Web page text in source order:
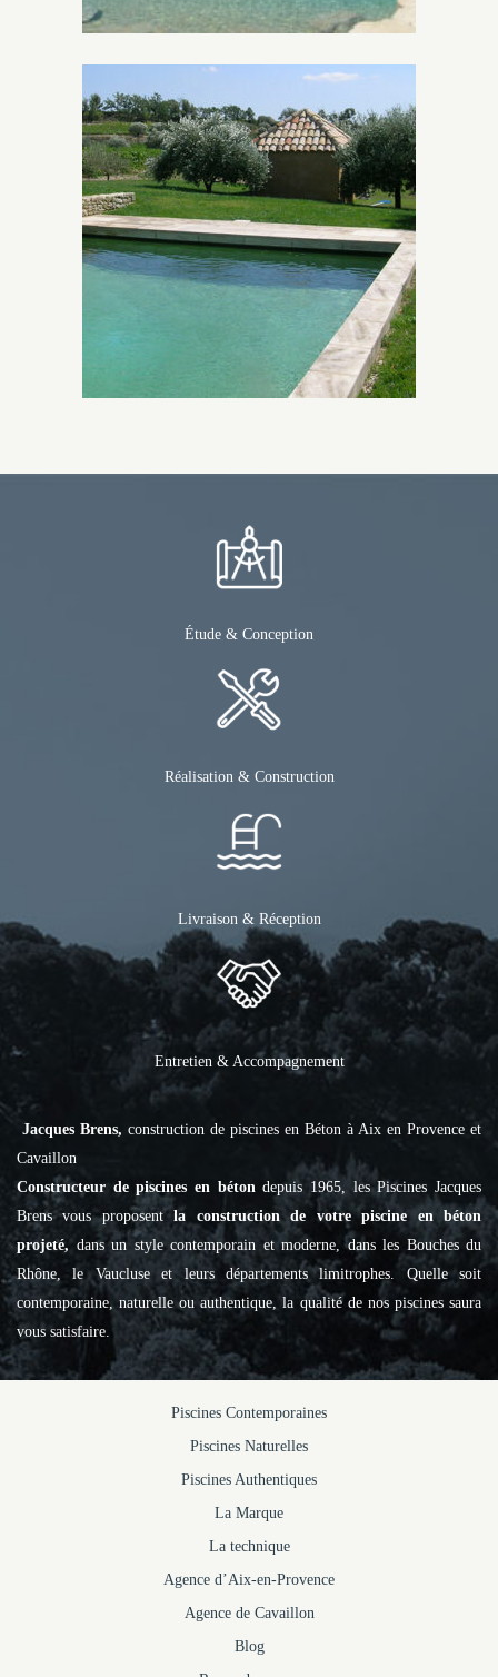
Étude & Conception
Réalisation & Construction
Livraison & Réception
Entretien & Accompagnement
Jacques Brens, construction de piscines en Béton à Aix en Provence et
Cavaillon
Constructeur de piscines en bétondepuis 1965, les Piscines Jacques
Brens vous proposentla construction de votre piscine en béton
projeté, dans un style contemporain et moderne, dans les Bouches du
Rhône, le Vaucluse et leurs départements limitrophes. Quelle soit
contemporaine, naturelle ou authentique, la qualité de nos piscines saura
vous satisfaire.
Piscines Contemporaines
Piscines Naturelles
Piscines Authentiques
La Marque
La technique
Agence d’Aix-en-Provence
Agence de Cavaillon
Blog